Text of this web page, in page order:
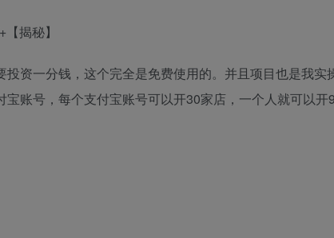
资一分钱，这个完全是免费使用的。并且项目也是我实
账号，每个支付宝账号可以开30家店，一个人就可以开